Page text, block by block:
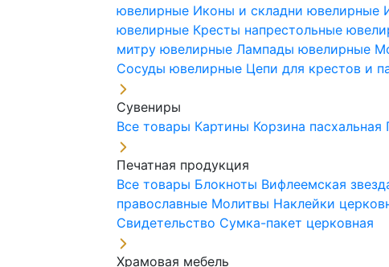
ювелирные Иконы и складни ювелирные
ювелирные Кресты напрестольные
митру ювелирныеЛампады ювелирные
Сосуды ювелирные Цепи для крестов и
Сувениры
Все товары Картины Корзина пасхальная
Печатная продукция
Все товары Блокноты Вифлеемская
православные Молитвы Наклейки
Свидетельство Сумка-пакет церковная
Храмовая мебель